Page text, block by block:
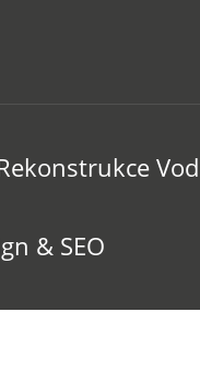
& SEO